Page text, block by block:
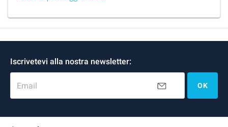
Iscrivetevi alla nostra newsletter:
Email OK